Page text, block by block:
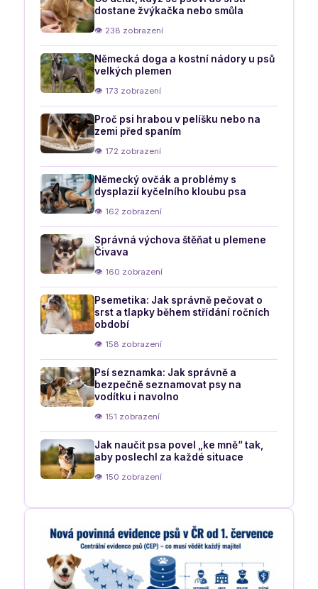
dostane žvýkačka nebo smůla
👁 238 zobrazení
Německá doga a kostní nádory u psů
velkých plemen
👁 173 zobrazení
Proč psi hrabou v pelíšku nebo na
zemi před spaním
👁 172 zobrazení
Německý ovčák a problémy s
dysplazií kyčelního kloubu psa
👁 162 zobrazení
Správná výchova štěňat u plemene
Čivava
👁 160 zobrazení
Psemetika: Jak správně pečovat o
srst a tlapky během střídání ročních
období
👁 158 zobrazení
Psí seznamka: Jak správně a
bezpečně seznamovat psy na
vodítku i navolno
👁 151 zobrazení
Jak naučit psa povel „ke mně“ tak,
aby poslechl za každé situace
👁 150 zobrazení